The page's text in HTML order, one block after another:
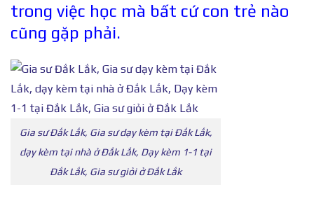
trong việc học mà bất cứ con trẻ nào
cũng gặp phải.
Gia sư Đắk Lắk, Gia sư dạy kèm tại Đắk Lắk,
dạy kèm tại nhà ở Đắk Lắk, Dạy kèm 1-1 tại
Đắk Lắk, Gia sư giỏi ở Đắk Lắk